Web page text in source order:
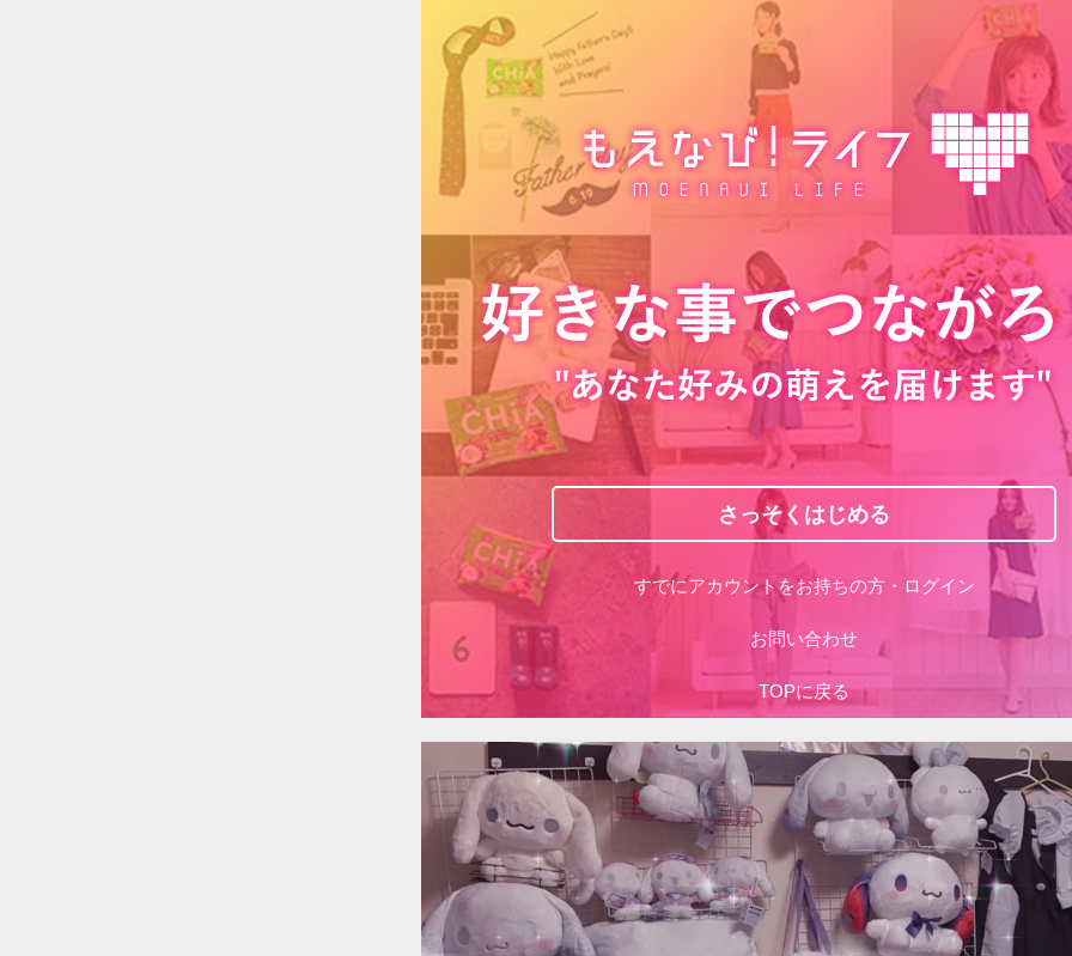
さっそくはじめる
すでにアカウントをお持ちの方・ログイン
お問い合わせ
TOPに戻る